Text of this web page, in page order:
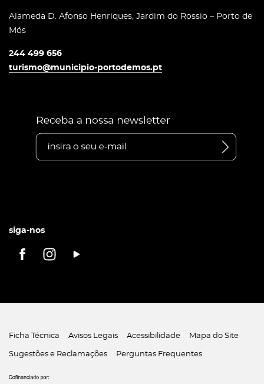
Alameda D. Afonso Henriques, Jardim do Rossio – Porto de
Mós
244 499 656
turismo@municipio-portodemos.pt
siga-nos
Ficha Técnica Avisos Legais Acessibilidade Mapa do Site
Sugestões e Reclamações Perguntas Frequentes